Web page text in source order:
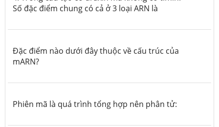
Số đặc điểm chung có cả ở 3 loại ARN là
Đặc điểm nào dưới đây thuộc về cấu trúc của
mARN?
Phiên mã là quá trình tổng hợp nên phân tử: